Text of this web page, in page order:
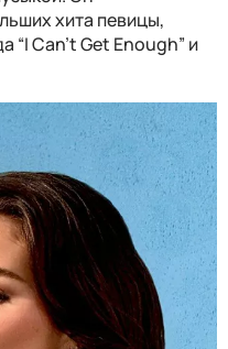
хита певицы,
“I Can't Get Enough” и